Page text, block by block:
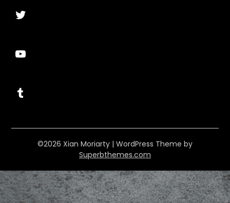
Twitter
YouTube
Tumblr
©2026 Xian Moriarty | WordPress Theme by
Superbthemes.com